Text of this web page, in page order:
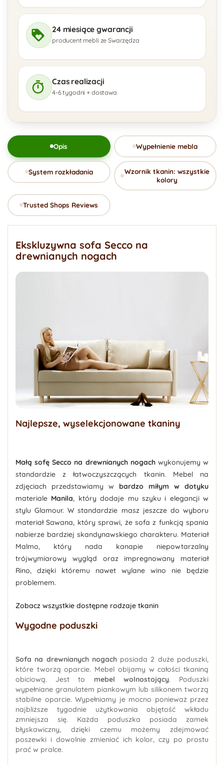
24 miesiące gwarancji
producent mebli ze Swarzędza
Czas realizacji
4-6 tygodni + dostawa
Opis Wypełnienie mebla
System rozkładania
Wzornik tkanin: wszystkie
kolory
Trusted Shops Reviews
Ekskluzywna sofa Secco na
drewnianych nogach
Najlepsze, wyselekcjonowane tkaniny
Małą sofę Secco na drewnianych nogach wykonujemy w
standardzie z łatwoczyszczących tkanin. Mebel na
zdjęciach przedstawiamy w bardzo miłym w dotyku
materiale Manila, który dodaje mu szyku i elegancji w
stylu Glamour. W standardzie masz jeszcze do wyboru
materiał Sawana, który sprawi, że sofa z funkcją spania
nabierze bardziej skandynawskiego charakteru. Materiał
Malmo, który nada kanapie niepowtarzalny
trójwymiarowy wygląd oraz impregnowany materiał
Rino, dzięki któremu nawet wylane wino nie będzie
problemem.
Zobacz wszystkie dostępne rodzaje tkanin
Wygodne poduszki
Sofa na drewnianych nogachposiada 2 duże poduszki,
które tworzą oparcie. Mebel obijamy w całości tkaniną
obiciową. Jest to mebel wolnostojący. Poduszki
wypełniane granulatem piankowym lub silikonem tworzą
stabilne oparcie. Wypełniamy je mocno ponieważ przez
najbliższe tygodnie użytkowania objętość wkładu
zmniejsza się. Każda poduszka posiada zamek
błyskawiczny, dzięki czemu możemy zdejmować
poszewki i dowolnie zmieniać ich kolor, czy po prostu
prać w pralce.